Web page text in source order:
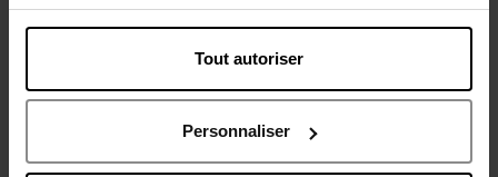
Tout autoriser
Personnaliser